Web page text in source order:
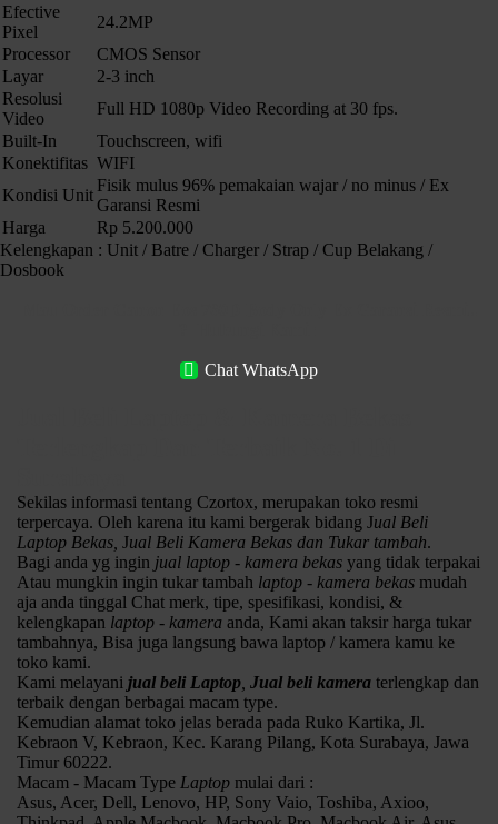
Efective
Pixel
24.2MP
Processor
CMOS Sensor
Layar
2-3 inch
Resolusi
Video
Full HD 1080p Video Recording at 30 fps.
Built-In
Touchscreen, wifi
Konektifitas WIFI
Kondisi Unit
Fisik mulus 96% pemakaian wajar / no minus / Ex
Garansi Resmi
Harga
Rp 5.200.000
Kelengkapan : Unit / Batre / Charger / Strap / Cup Belakang /
Dosbook
Chat WhatsApp
Canon Eos 760D Body Only Ex Garansi Resmi
24.2 MP APS-C CMOS Sensor.
DIGIC 6 Image Processor.
3.0″ 1.04m-dot Vari-Angle Touchscreen.
Full HD 1080p Video Recording at 30 fps.
19-Pt. Cross-Type AF, Hybrid CMOS AF III.
Expanded ISO 25600, 5 fps Shooting.
7560-Pixel RGB+IR Metering Sensor.
Sekilas informasi tentang Czortox, merupakan toko resmi
terpercaya. Oleh karena itu kami bergerak bidang Jual Beli
Laptop Bekas, Jual Beli Kamera Bekas dan Tukar tambah.
Bagi anda yg ingin jual laptop - kamera bekas yang tidak terpakai
Atau mungkin ingin tukar tambah laptop - kamera bekas mudah
aja anda tinggal Chat merk, tipe, spesifikasi, kondisi, &
kelengkapan laptop - kamera anda, Kami akan taksir harga tukar
tambahnya, Bisa juga langsung bawa laptop / kamera kamu ke
toko kami.
Kami melayani jual beli Laptop Jual beli kamera terlengkap dan
terbaik dengan berbagai macam type.
Kemudian alamat toko jelas berada pada Ruko Kartika, Jl.
Kebraon V, Kebraon, Kec. Karang Pilang, Kota Surabaya, Jawa
Timur 60222.
Macam - Macam Type Laptop mulai dari :
Asus, Acer, Dell, Lenovo, HP, Sony Vaio, Toshiba, Axioo,